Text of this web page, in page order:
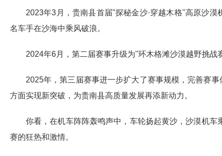
2023年3月，贵南县首届"探秘金沙·穿越木格"高原沙
名车手在沙海中乘风破浪。
2024年6月，第二届赛事升级为"环木格滩沙漠越野挑
2025年，第三届赛事进一步扩大了赛事规模，完善赛
方面实现新突破，为贵南县高质量发展再添新动力。
你看，在机车阵阵轰鸣声中，车轮扬起黄沙，沙漠机
赛的狂热和激情。